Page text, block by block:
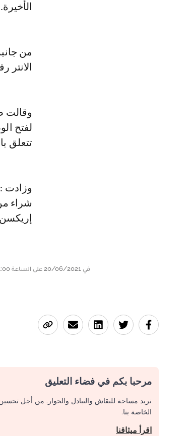
الأخيرة.
الانتر
وقالت
لفتح
تتعلق
وزادت
شراء
في 20/06/2021 على الساعة 14:00
مرحبا بكم في فضاء التعليق
نريد مساحة للنقاش والتبادل والحوار. من أجل
الخاصة بنا.
اقرأ ميثاقنا